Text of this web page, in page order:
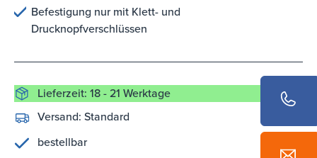
Befestigung nur mit Klett- und
Drucknopfverschlüssen
Lieferzeit: 18 - 21 Werktage
Versand: Standard
bestellbar